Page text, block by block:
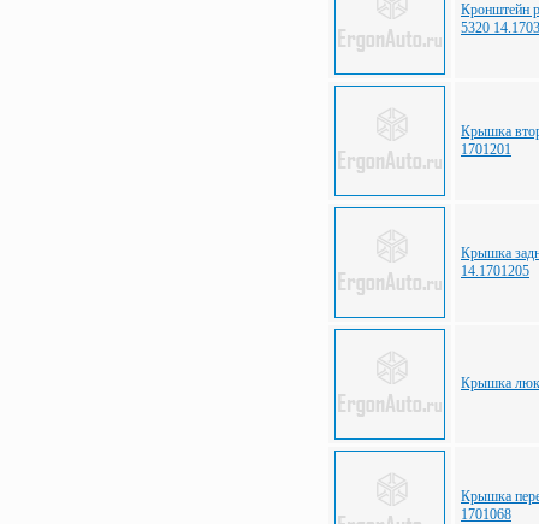
Кронштейн
5320
Крышка
1701201
Крышка
14.1701205
Крышка
Крышка
1701068